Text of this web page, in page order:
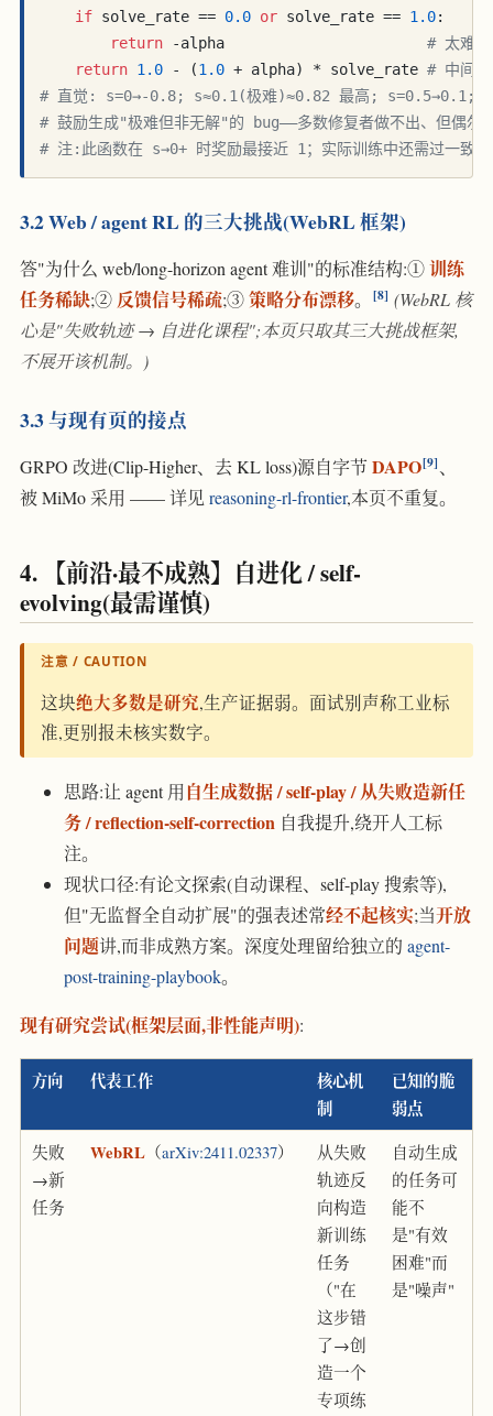
if solve_rate == 0.0 or solve_rate == 1.0:
return -alpha # 太难(
return 1.0 - (1.0 + alpha) * solve_rate # 中间
# 直觉: s=0→-0.8; s≈0.1(极难)≈0.82 最高; s=0.5→0.1;
# 鼓励生成"极难但非无解"的 bug——多数修复者做不出、但偶尔
# 注:此函数在 s→0+ 时奖励最接近 1；实际训练中还需过一致
3.2 Web / agent RL 的三大挑战(WebRL 框架)
答"为什么 web/long-horizon agent 难训"的标准结构:①训练
任务稀缺;② 反馈信号稀疏;③策略分布漂移。 8 (WebRL 核
心是"失败轨迹 → 自进化课程";本页只取其三大挑战框架,
不展开该机制。)
3.3 与现有页的接点
GRPO 改进(Clip-Higher、去 KL loss)源自字节 DAPO 9 、
被 MiMo 采用 —— 详见 reasoning-rl-frontier,本页不重复。
4. 【前沿·最不成熟】自进化 / self-
evolving(最需谨慎)
注意 / CAUTION
这块绝大多数是研究,生产证据弱。面试别声称工业标
准,更别报未核实数字。
思路:让 agent 用自生成数据 / self-play / 从失败造新任
务 / reflection-self-correction 自我提升,绕开人工标
注。
现状口径:有论文探索(自动课程、self-play 搜索等),
但"无监督全自动扩展"的强表述常经不起核实;当开放
问题讲,而非成熟方案。深度处理留给独立的 agent-
post-training-playbook。
现有研究尝试(框架层面,非性能声明):
方向 代表工作
核心机
制
已知的脆
弱点
失败
→新
任务
WebRL（arXiv:2411.02337）
从失败
轨迹反
向构造
新训练
任务
（"在
这步错
了→创
造一个
专项练
自动生成
的任务可
能不
是"有效
困难"而
是"噪声"